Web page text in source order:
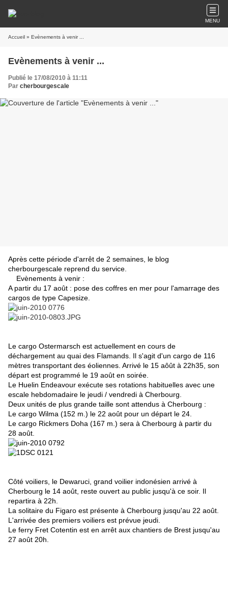
MENU
Accueil » Evènements à venir ...
Evènements à venir ...
Publié le 17/08/2010 à 11:11
Par cherbourgescale
Après cette période d'arrêt de 2 semaines, le blog
cherbourgescale reprend du service.
Evènements à venir :
A partir du 17 août : pose des coffres en mer pour l'amarrage des
cargos de type Capesize.
Le cargo Ostermarsch est actuellement en cours de
déchargement au quai des Flamands. Il s'agit d'un cargo de 116
mètres transportant des éoliennes. Arrivé le 15 aôût à 22h35, son
départ est programmé le 19 août en soirée.
Le Huelin Endeavour exécute ses rotations habituelles avec une
escale hebdomadaire le jeudi / vendredi à Cherbourg.
Deux unités de plus grande taille sont attendus à Cherbourg :
Le cargo Wilma (152 m.) le 22 août pour un départ le 24.
Le cargo Rickmers Doha (167 m.) sera à Cherbourg à partir du
28 août.
Côté voiliers, le Dewaruci, grand voilier indonésien arrivé à
Cherbourg le 14 août, reste ouvert au public jusqu'à ce soir. Il
repartira à 22h.
La solitaire du Figaro est présente à Cherbourg jusqu'au 22 août.
L'arrivée des premiers voiliers est prévue jeudi.
Le ferry Fret Cotentin est en arrêt aux chantiers de Brest jusqu'au
27 août 20h.